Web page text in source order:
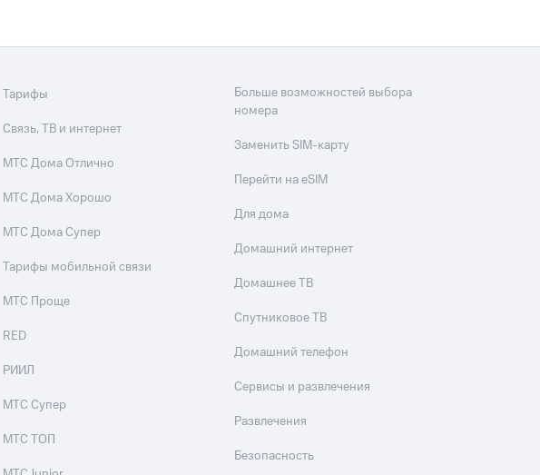
Тарифы
Связь, ТВ и интернет
МТС Дома Отлично
МТС Дома Хорошо
МТС Дома Супер
Тарифы мобильной связи
МТС Проще
RED
РИИЛ
МТС Супер
МТС ТОП
Больше возможностей выбора
номера
Заменить SIM-карту
Перейти на eSIM
Для дома
Домашний интернет
Домашнее ТВ
Спутниковое ТВ
Домашний телефон
Сервисы и развлечения
Развлечения
Безопасность